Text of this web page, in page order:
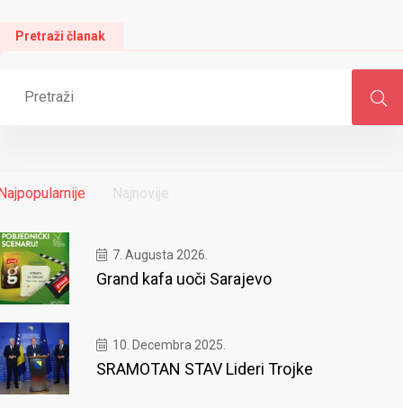
Pretraži članak
Najnovije
7. Augusta 2026.
Grand kafa uoči Sarajevo
10. Decembra 2025.
SRAMOTAN STAV Lideri Trojke